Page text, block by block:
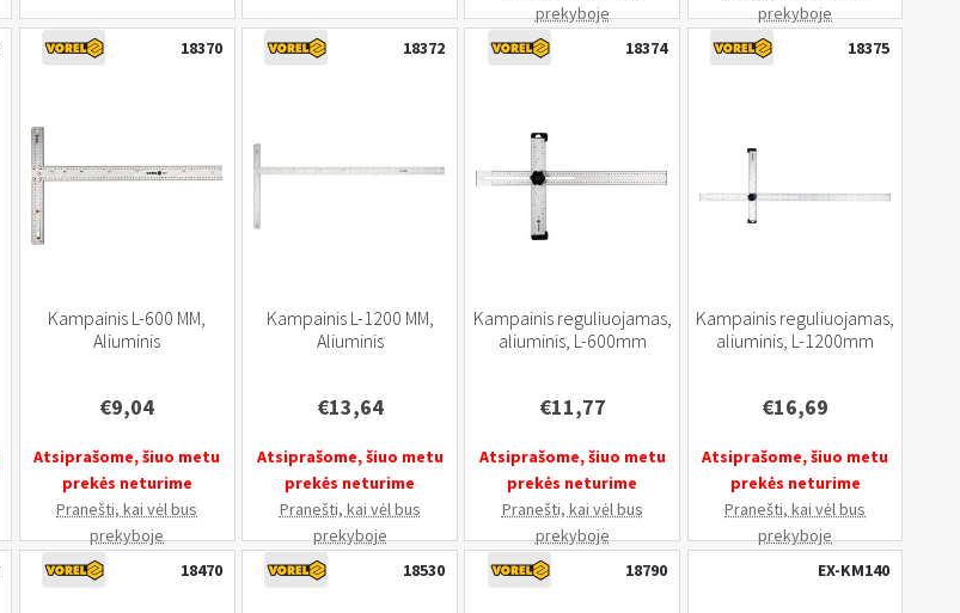
aliuminis,
mm
aliuminis,
mm
prekyboje
prekyboje
18370
Kampainis L-600 MM,
Aliuminis
€9,04
Atsiprašome, šiuo metu
prekės neturime
Pranešti, kai vėl bus
prekyboje
18372
Kampainis L-1200 MM,
Aliuminis
€13,64
Atsiprašome, šiuo metu
prekės neturime
Pranešti, kai vėl bus
prekyboje
18374
Kampainis reguliuojamas,
aliuminis, L-600mm
€11,77
Atsiprašome, šiuo metu
prekės neturime
Pranešti, kai vėl bus
prekyboje
18375
Kampainis reguliuojamas,
aliuminis, L-1200mm
€16,69
Atsiprašome, šiuo metu
prekės neturime
Pranešti, kai vėl bus
prekyboje
18470 18530 18790 EX-KM140